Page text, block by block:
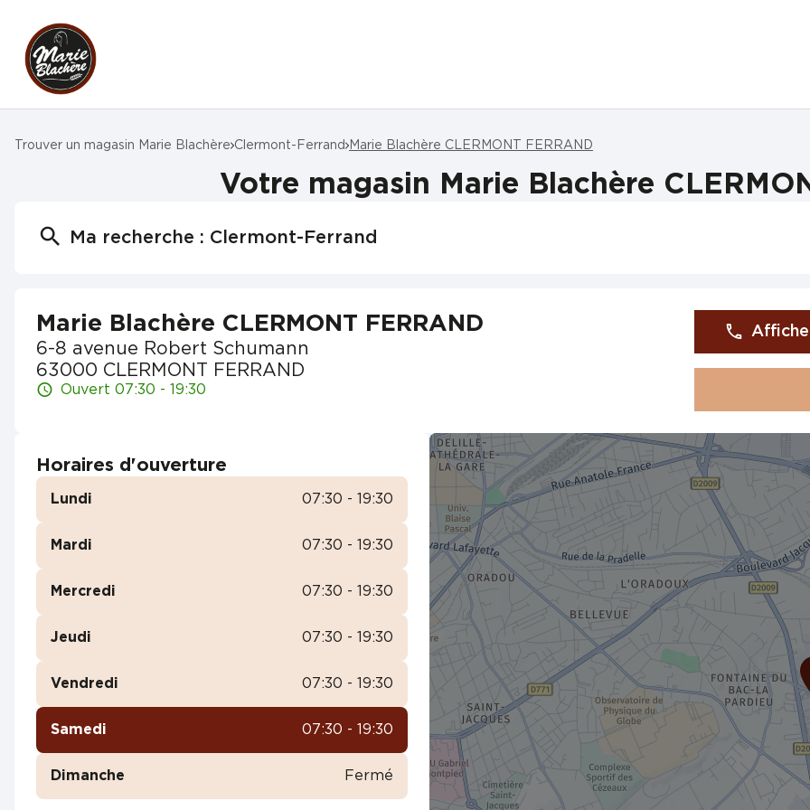
Trouver un magasin Marie Blachère Clermont-Ferrand Marie Blachère CLERMONT FERRAND
Votre magasin Marie Blachère
Ma recherche : Clermont-Ferrand
Marie Blachère CLERMONT FERRAND
6-8 avenue Robert Schumann
63000 CLERMONT FERRAND
Ouvert 07:30 - 19:30
Horaires d'ouverture
Lundi 07:30 - 19:30
Mardi 07:30 - 19:30
Mercredi 07:30 - 19:30
Jeudi 07:30 - 19:30
Vendredi 07:30 - 19:30
Samedi 07:30 - 19:30
Dimanche Fermé